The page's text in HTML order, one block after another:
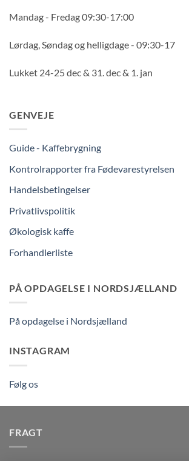
Mandag - Fredag 09:30-17:00
Lørdag, Søndag og helligdage - 09:30-17
Lukket 24-25 dec & 31. dec & 1. jan
GENVEJE
Guide - Kaffebrygning
Kontrolrapporter fra Fødevarestyrelsen
Handelsbetingelser
Privatlivspolitik
Økologisk kaffe
Forhandlerliste
PÅ OPDAGELSE I NORDSJÆLLAND
På opdagelse i Nordsjælland
INSTAGRAM
Følg os
FRAGT